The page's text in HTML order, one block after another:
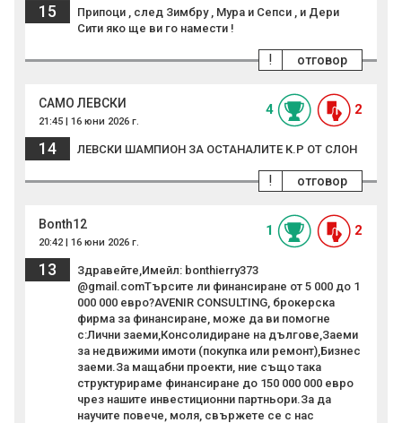
15
Припоци , след Зимбру , Мура и Сепси , и Дери
Сити яко ще ви го намести !
отговор
!
САМО ЛЕВСКИ
21:45 | 16 юни 2026 г.
4 2
14 ЛЕВСКИ ШАМПИОН ЗА ОСТАНАЛИТЕ К.Р ОТ СЛОН
отговор
!
Bonth12
20:42 | 16 юни 2026 г.
1 2
13
Здравейте,Имейл: bonthierry373
@gmail.comТърсите ли финансиране от 5 000 до 1
000 000 евро?AVENIR CONSULTING, брокерска
фирма за финансиране, може да ви помогне
с:Лични заеми,Консолидиране на дългове,Заеми
за недвижими имоти (покупка или ремонт),Бизнес
заеми.За мащабни проекти, ние също така
структурираме финансиране до 150 000 000 евро
чрез нашите инвестиционни партньори.За да
научите повече, моля, свържете се с нас